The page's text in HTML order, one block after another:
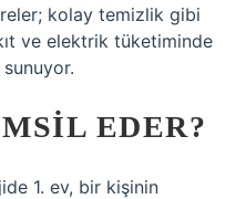
kolay temizlik gibi
ve elektrik tüketiminde
EDER?
1. ev, bir kişinin